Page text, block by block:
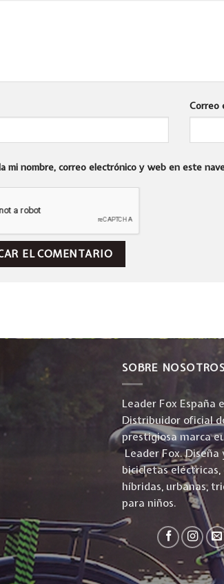
Correo
mi nombre, correo electrónico y web en este
SOBRE
Leader Fox España
Distribuidor oficial
prestigiosa marca
Leader Fox. Diseña
bicicletas
híbridas, urbanas,
para niños.